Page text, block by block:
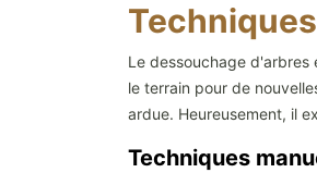
Le dessouchage d'arbres
le terrain pour de
ardue. Heureusement, il
Techniques